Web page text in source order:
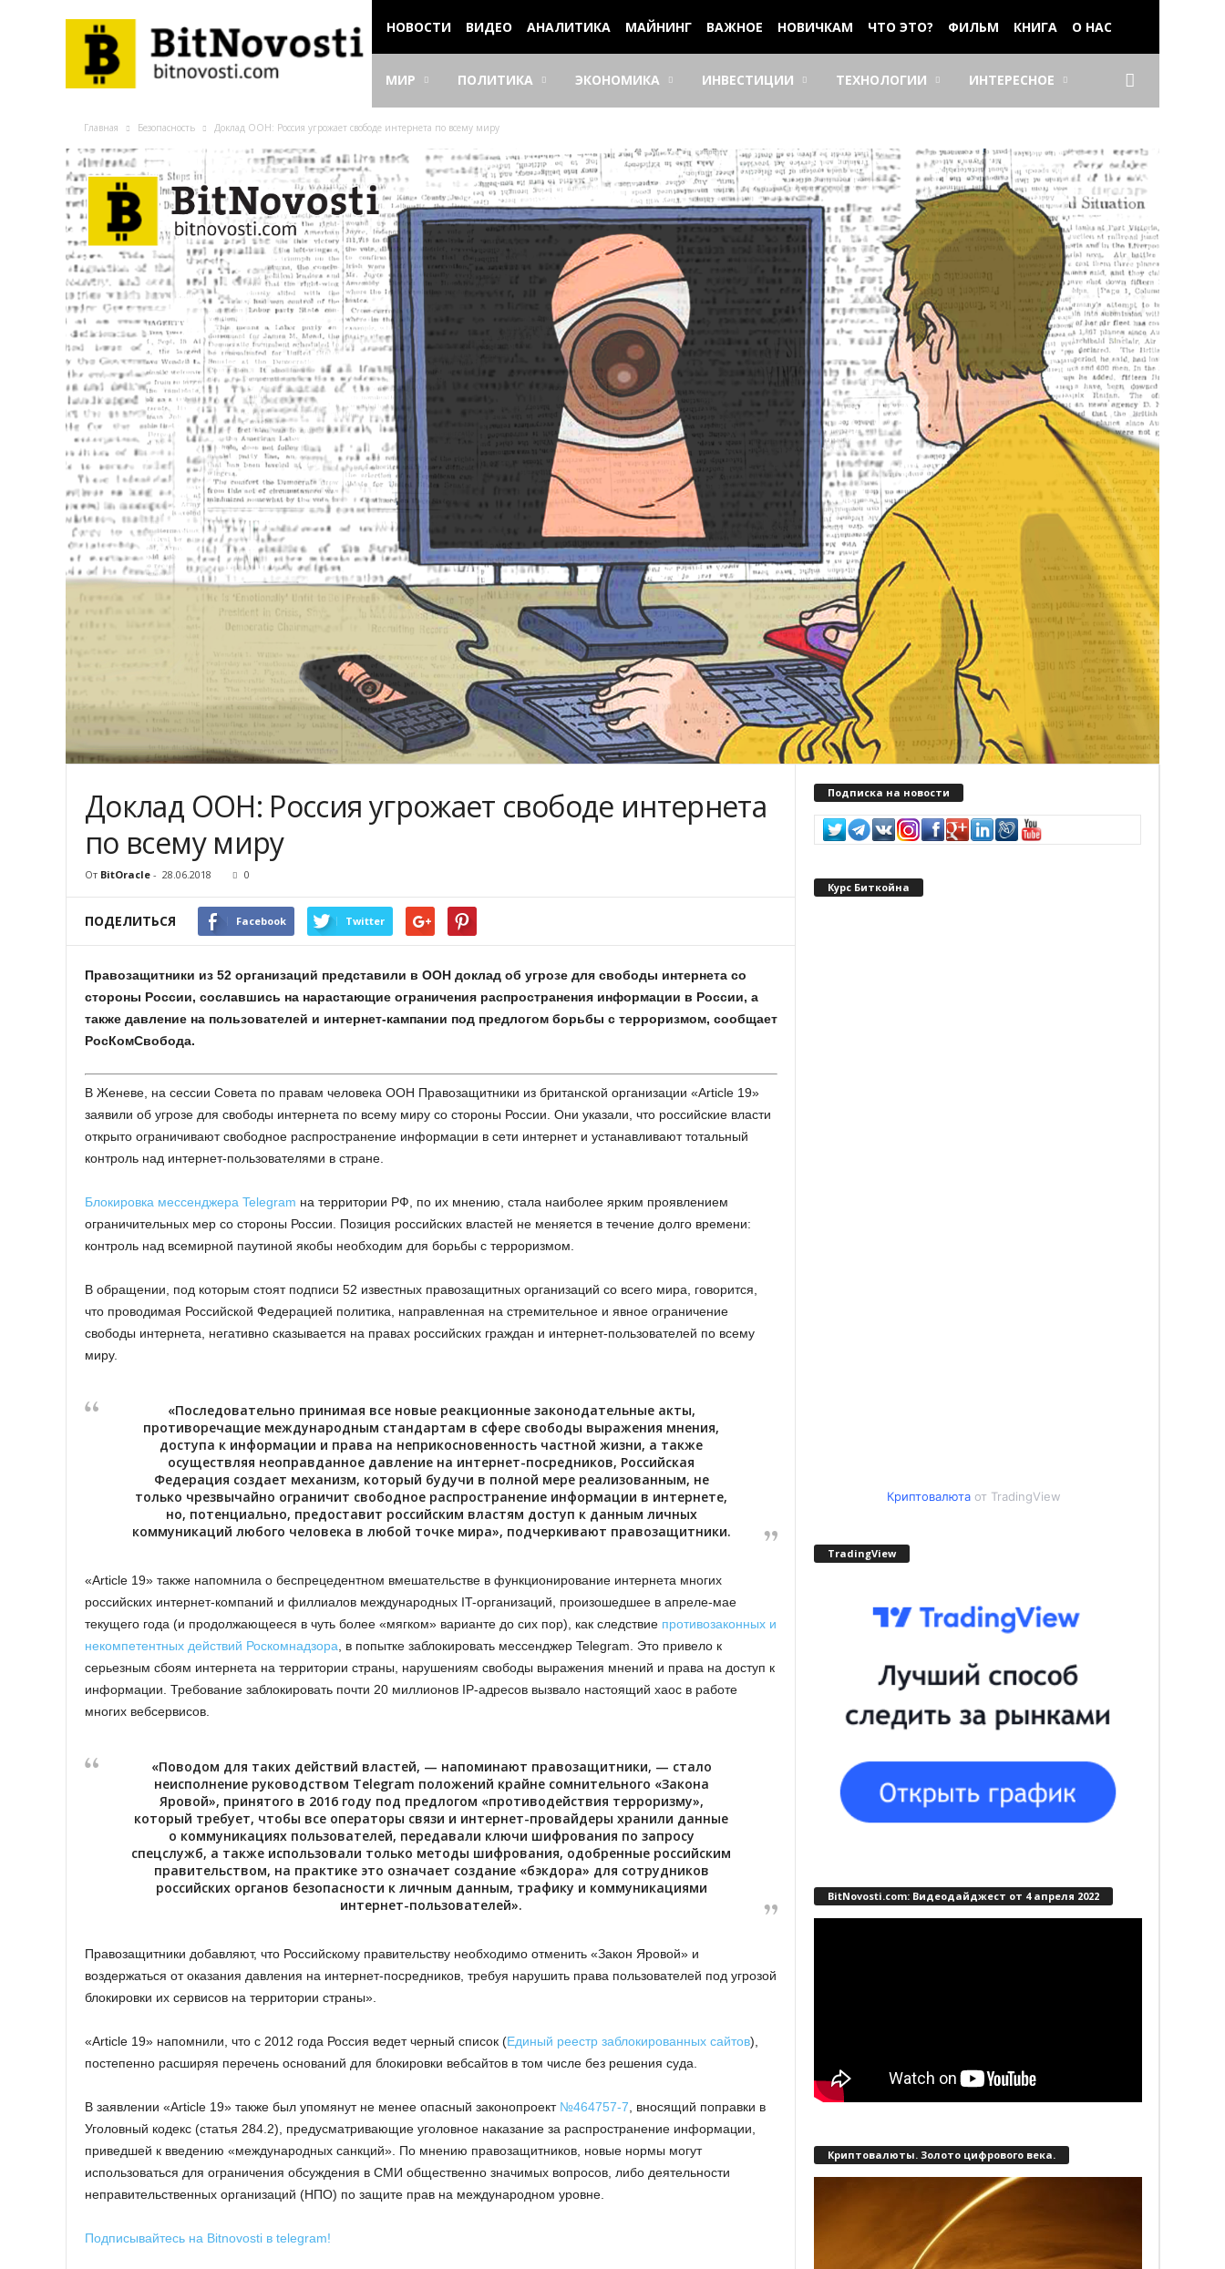
НОВОСТИ ВИДЕО АНАЛИТИКА МАЙНИНГ ВАЖНОЕ НОВИЧКАМ ЧТО ЭТО? ФИЛЬМ КНИГА О НАС
МИР ПОЛИТИКА ЭКОНОМИКА ИНВЕСТИЦИИ ТЕХНОЛОГИИ ИНТЕРЕСНОЕ
Главная Безопасность Доклад ООН: Россия угрожает свободе интернета по всему миру
Доклад ООН: Россия угрожает свободе интернета
по всему миру
От BitOracle - 28.06.2018 0
ПОДЕЛИТЬСЯ Facebook Twitter
Правозащитники из 52 организаций представили в ООН доклад об угрозе для свободы интернета со
стороны России, сославшись на нарастающие ограничения распространения информации в России, а
также давление на пользователей и интернет-кампании под предлогом борьбы с терроризмом, сообщает
РосКомСвобода.
В Женеве, на сессии Совета по правам человека ООН Правозащитники из британской организации «Article 19»
заявили об угрозе для свободы интернета по всему миру со стороны России. Они указали, что российские власти
открыто ограничивают свободное распространение информации в сети интернет и устанавливают тотальный
контроль над интернет-пользователями в стране.
Блокировка мессенджера Telegram на территории РФ, по их мнению, стала наиболее ярким проявлением
ограничительных мер со стороны России. Позиция российских властей не меняется в течение долго времени:
контроль над всемирной паутиной якобы необходим для борьбы с терроризмом.
В обращении, под которым стоят подписи 52 известных правозащитных организаций со всего мира, говорится,
что проводимая Российской Федерацией политика, направленная на стремительное и явное ограничение
свободы интернета, негативно сказывается на правах российских граждан и интернет-пользователей по всему
миру.
«Последовательно принимая все новые реакционные законодательные акты,
противоречащие международным стандартам в сфере свободы выражения мнения,
доступа к информации и права на неприкосновенность частной жизни, а также
осуществляя неоправданное давление на интернет-посредников, Российская
Федерация создает механизм, который будучи в полной мере реализованным, не
только чрезвычайно ограничит свободное распространение информации в интернете,
но, потенциально, предоставит российским властям доступ к данным личных
коммуникаций любого человека в любой точке мира», подчеркивают правозащитники.
«Article 19» также напомнила о беспрецедентном вмешательстве в функционирование интернета многих
российских интернет-компаний и филлиалов международных IT-организаций, произошедшее в апреле-мае
текущего года (и продолжающееся в чуть более «мягком» варианте до сих пор), как следствие противозаконных и
некомпетентных действий Роскомнадзора , в попытке заблокировать мессенджер Telegram. Это привело к
серьезным сбоям интернета на территории страны, нарушениям свободы выражения мнений и права на доступ к
информации. Требование заблокировать почти 20 миллионов IP-адресов вызвало настоящий хаос в работе
многих вебсервисов.
«Поводом для таких действий властей, — напоминают правозащитники, — стало
неисполнение руководством Telegram положений крайне сомнительного «Закона
Яровой», принятого в 2016 году под предлогом «противодействия терроризму»,
который требует, чтобы все операторы связи и интернет-провайдеры хранили данные
о коммуникациях пользователей, передавали ключи шифрования по запросу
спецслужб, а также использовали только методы шифрования, одобренные российским
правительством, на практике это означает создание «бэкдора» для сотрудников
российских органов безопасности к личным данным, трафику и коммуникациями
интернет-пользователей».
Правозащитники добавляют, что Российскому правительству необходимо отменить «Закон Яровой» и
воздержаться от оказания давления на интернет-посредников, требуя нарушить права пользователей под угрозой
блокировки их сервисов на территории страны».
«Article 19» напомнили, что с 2012 года Россия ведет черный список (Единый реестр заблокированных сайтов),
постепенно расширяя перечень оснований для блокировки вебсайтов в том числе без решения суда.
В заявлении «Article 19» также был упомянут не менее опасный законопроект №464757-7 , вносящий поправки в
Уголовный кодекс (статья 284.2), предусматривающие уголовное наказание за распространение информации,
приведшей к введению «международных санкций». По мнению правозащитников, новые нормы могут
использоваться для ограничения обсуждения в СМИ общественно значимых вопросов, либо деятельности
неправительственных организаций (НПО) по защите прав на международном уровне.
Подписывайтесь на Bitnovosti в telegram!
Подписка на новости
Курс Биткойна
Криптовалютаот TradingView
TradingView
BitNovosti.com: Видеодайджест от 4 апреля 2022
Криптовалюты. Золото цифрового века.